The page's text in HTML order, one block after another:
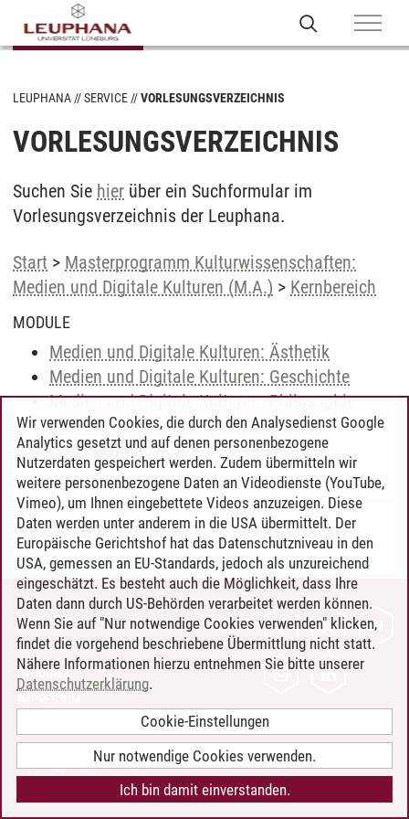
LEUPHANA SERVICE VORLESUNGSVERZEICHNIS
VORLESUNGSVERZEICHNIS
Suchen Sie hier über ein Suchformular im
Vorlesungsverzeichnis der Leuphana.
Start > Masterprogramm Kulturwissenschaften:
Medien und Digitale Kulturen (M.A.) > Kernbereich
MODULE
Medien und Digitale Kulturen: Ästhetik
Medien und Digitale Kulturen: Geschichte
Medien und Digitale Kulturen: Philosophie
Medien und Digitale Kulturen: Soziale
Organisation
Timo Leder/30.06.2024
KONTAKT
LEUPHANA ALS ARBEITGEBER
INTRANET
BARRIEREFREIHEIT
COOKIE-EINSTELLUNGEN
Wir verwenden Cookies, die durch den Analysedienst Google
Analytics gesetzt und auf denen personenbezogene
Nutzerdaten gespeichert werden. Zudem übermitteln wir
weitere personenbezogene Daten an Videodienste (YouTube,
Vimeo), um Ihnen eingebettete Videos anzuzeigen. Diese
Daten werden unter anderem in die USA übermittelt. Der
Europäische Gerichtshof hat das Datenschutzniveau in den
USA, gemessen an EU-Standards, jedoch als unzureichend
eingeschätzt. Es besteht auch die Möglichkeit, dass Ihre
Daten dann durch US-Behörden verarbeitet werden können.
Wenn Sie auf "Nur notwendige Cookies verwenden" klicken,
findet die vorgehend beschriebene Übermittlung nicht statt.
Nähere Informationen hierzu entnehmen Sie bitte unserer
Datenschutzerklärung.
Cookie-Einstellungen
Nur notwendige Cookies verwenden.
Ich bin damit einverstanden.